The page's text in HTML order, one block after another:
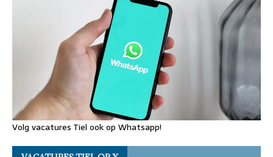
Volg vacatures Tiel ook op Whatsapp!